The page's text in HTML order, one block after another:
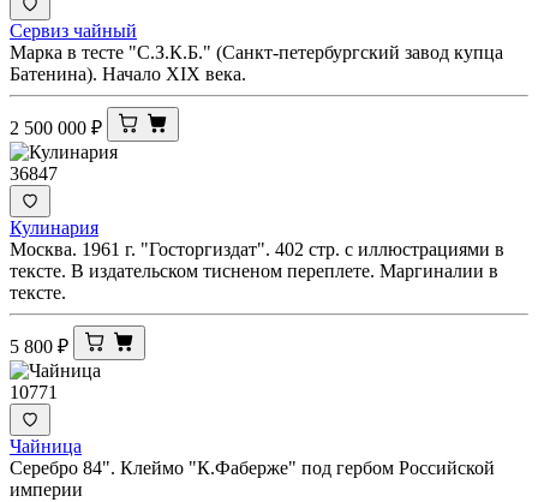
Сервиз чайный
Марка в тесте "С.З.К.Б." (Санкт-петербургский завод купца
Батенина). Начало XIX века.
2 500 000 ₽
36847
Кулинария
Москва. 1961 г. "Госторгиздат". 402 стр. с иллюстрациями в
тексте. В издательском тисненом переплете. Маргиналии в
тексте.
5 800 ₽
10771
Чайница
Серебро 84". Клеймо "К.Фаберже" под гербом Российской
империи